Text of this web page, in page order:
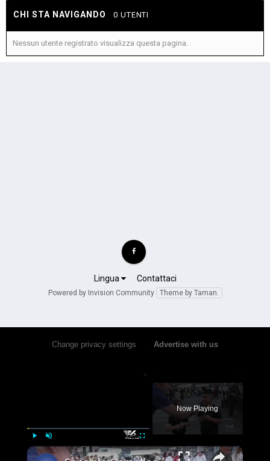
CHI STA NAVIGANDO 0 UTENTI
Nessun utente registrato visualizza questa pagina.
Lingua Contattaci
Powered by Invision Community Theme by Taman.
Change privacy settings Advertise with us
×
Unmute Fullscreen
Now Playing
×